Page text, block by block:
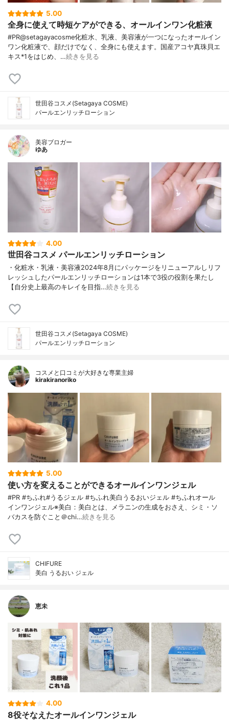
5.00
全身に使えて時短ケアができる、オールインワン化粧液
#PR@setagayacosme化粧水、乳液、美容液が一つになったオールイン
ワン化粧液で、顔だけでなく、全身にも使えます。国産アコヤ真珠貝エ
キス*1をはじめ、…続きを見る
世田谷コスメ(Setagaya COSME)
パールエンリッチローション
美容ブロガー
ゆあ
4.00
世田谷コスメ パールエンリッチローション
・化粧水・乳液・美容液2024年8月にパッケージをリニューアルしリフ
レッシュしたパールエンリッチローションは1本で3役の役割を果たし
【自分史上最高のキレイを目指…続きを見る
世田谷コスメ(Setagaya COSME)
パールエンリッチローション
コスメと口コミが大好きな専業主婦
kirakiranoriko
5.00
使い方を変えることができるオールインワンジェル
#PR #ちふれ#うるジェル #ちふれ美白うるおいジェル #ちふれオール
インワンジェル※美白：美白とは、メラニンの生成をおさえ、シミ・ソ
バカスを防ぐこと＠chi…続きを見る
CHIFURE
美白 うるおい ジェル
恵未
4.00
8役そなえたオールインワンジェル